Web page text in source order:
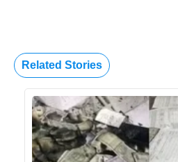
Related Stories